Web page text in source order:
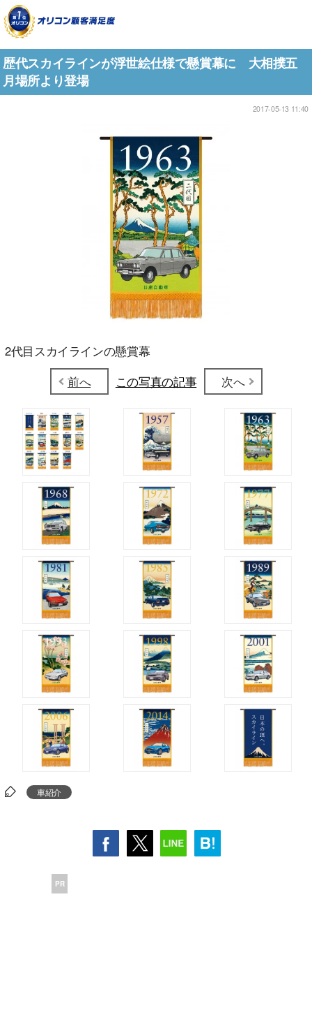
歴代スカイラインが浮世絵仕様で懸賞幕に 大相撲五
月場所より登場
2017-05-13 11:40
2代目スカイラインの懸賞幕
前へ
この写真の記事 次へ
車紹介
PR